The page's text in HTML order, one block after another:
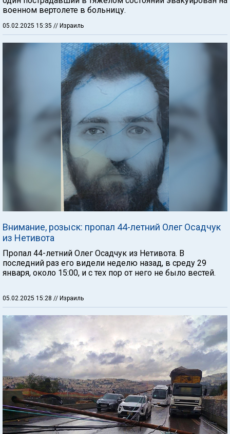
военном вертолете в больницу.
05.02.2025 15:35 // Израиль
Внимание, розыск: пропал 44-летний Олег Осадчук
из Нетивота
Пропал 44-летний Олег Осадчук из Нетивота. В
последний раз его видели неделю назад, в среду 29
января, около 15:00, и с тех пор от него не было вестей.
05.02.2025 15:28 // Израиль